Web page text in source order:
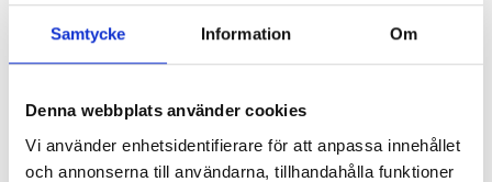
Samtycke Information Om
Denna webbplats använder cookies
Vi använder enhetsidentifierare för att anpassa innehållet
och annonserna till användarna, tillhandahålla funktioner
Ljusstyrning
grundljus)
Sensor:
Mikrovågssensor (trådlös
master)